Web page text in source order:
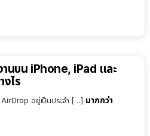
นบน iPhone, iPad และ
ไร
อยู่เป็นประจำ […] มากกว่า